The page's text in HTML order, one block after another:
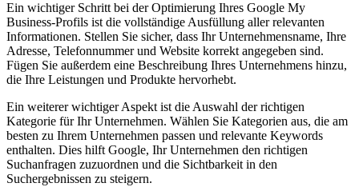
Ein wichtiger Schritt bei der Optimierung Ihres Google My
Business-Profils ist die vollständige Ausfüllung aller relevanten
Informationen. Stellen Sie sicher, dass Ihr Unternehmensname, Ihre
Adresse, Telefonnummer und Website korrekt angegeben sind.
Fügen Sie außerdem eine Beschreibung Ihres Unternehmens hinzu,
die Ihre Leistungen und Produkte hervorhebt.
Ein weiterer wichtiger Aspekt ist die Auswahl der richtigen
Kategorie für Ihr Unternehmen. Wählen Sie Kategorien aus, die am
besten zu Ihrem Unternehmen passen und relevante Keywords
enthalten. Dies hilft Google, Ihr Unternehmen den richtigen
Suchanfragen zuzuordnen und die Sichtbarkeit in den
Suchergebnissen zu steigern.